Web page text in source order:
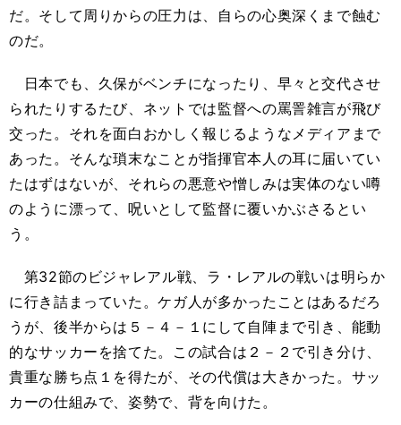
だ。そして周りからの圧力は、自らの心奥深くまで蝕む
のだ。
日本でも、久保がベンチになったり、早々と交代させ
られたりするたび、ネットでは監督への罵詈雑言が飛び
交った。それを面白おかしく報じるようなメディアまで
あった。そんな瑣末なことが指揮官本人の耳に届いてい
たはずはないが、それらの悪意や憎しみは実体のない噂
のように漂って、呪いとして監督に覆いかぶさるとい
う。
第32節のビジャレアル戦、ラ・レアルの戦いは明らか
に行き詰まっていた。ケガ人が多かったことはあるだろ
うが、後半からは５－４－１にして自陣まで引き、能動
的なサッカーを捨てた。この試合は２－２で引き分け、
貴重な勝ち点１を得たが、その代償は大きかった。サッ
カーの仕組みで、姿勢で、背を向けた。